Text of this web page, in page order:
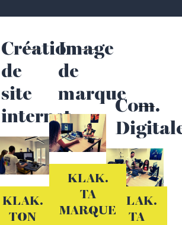
Création
de
site
internet
KLAK.
TON
KLAK.
TA
Com.
Image
de
marque
KLAK.
TA
MARQUE